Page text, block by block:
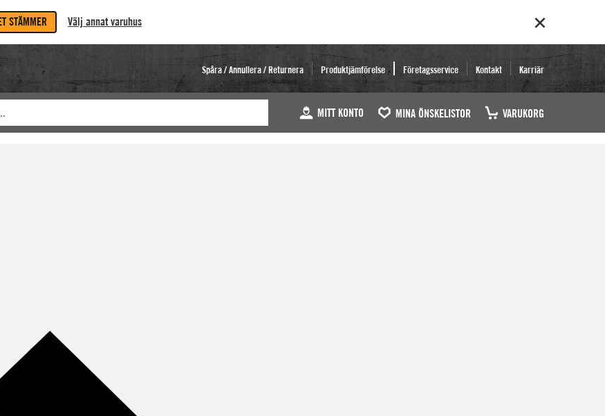
STÄMMER Välj annat varuhus
Spåra / Annullera / Returnera Produktjämförelse Företagsservice Kontakt Karriär
MITT KONTO MINA ÖNSKELISTOR VARUKORG